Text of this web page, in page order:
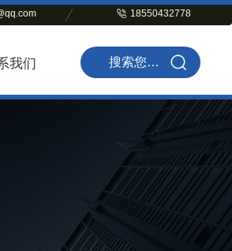
18550432778
我们